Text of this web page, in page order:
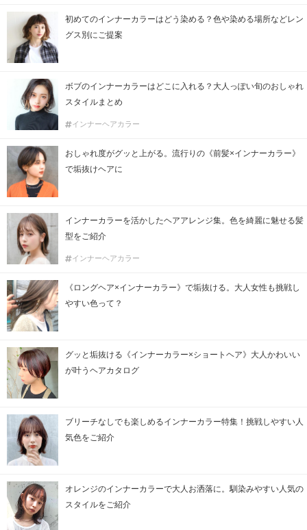
初めてのインナーカラーはどう染める？色や染める場所などレン
グス別にご提案
ボブのインナーカラーはどこに入れる？大人っぽい旬のおしゃれ
スタイルまとめ
インナーヘアカラー
おしゃれ度がグッと上がる。流行りの《前髪×インナーカラー》
で垢抜けヘアに
インナーカラーを活かしたヘアアレンジ集。色を綺麗に魅せる髪
型をご紹介
インナーヘアカラー
《ロングヘア×インナーカラー》で垢抜ける。大人女性も挑戦し
やすい色って？
グッと垢抜ける《インナーカラー×ショートヘア》大人かわいい
が叶うヘアカタログ
ブリーチなしでも楽しめるインナーカラー特集！挑戦しやすい人
気色をご紹介
オレンジのインナーカラーで大人お洒落に。馴染みやすい人気の
スタイルをご紹介